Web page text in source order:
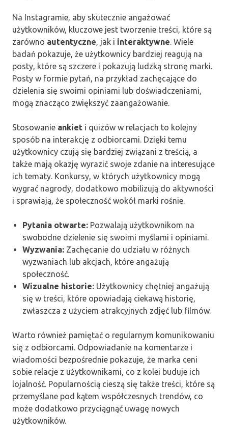
Na Instagramie, aby skutecznie angażować
użytkowników, kluczowe jest tworzenie treści, które są
zarówno autentyczne , jak i interaktywne . Wiele
badań pokazuje, że użytkownicy bardziej reagują na
posty, które są szczere i pokazują ludzką stronę marki.
Posty w formie pytań, na przykład zachęcające do
dzielenia się swoimi opiniami lub doświadczeniami,
mogą znacząco zwiększyć zaangażowanie.
Stosowanie ankiet i quizów w relacjach to kolejny
sposób na interakcję z odbiorcami. Dzięki temu
użytkownicy czują się bardziej związani z treścią, a
także mają okazję wyrazić swoje zdanie na interesujące
ich tematy. Konkursy, w których użytkownicy mogą
wygrać nagrody, dodatkowo mobilizują do aktywności
i sprawiają, że społeczność wokół marki rośnie.
Pytania otwarte: Pozwalają użytkownikom na
swobodne dzielenie się swoimi myślami i opiniami.
Wyzwania: Zachęcanie do udziału w różnych
wyzwaniach lub akcjach, które angażują
społeczność.
Wizualne historie: Użytkownicy chętniej angażują
się w treści, które opowiadają ciekawą historię,
zwłaszcza z użyciem atrakcyjnych zdjęć lub filmów.
Warto również pamiętać o regularnym komunikowaniu
się z odbiorcami. Odpowiadanie na komentarze i
wiadomości bezpośrednie pokazuje, że marka ceni
sobie relacje z użytkownikami, co z kolei buduje ich
lojalność. Popularnością cieszą się także treści, które są
przemyślane pod kątem współczesnych trendów, co
może dodatkowo przyciągnąć uwagę nowych
użytkowników.